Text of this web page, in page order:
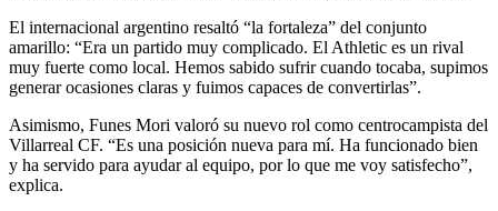
El internacional argentino resaltó “la fortaleza” del conjunto
amarillo: “Era un partido muy complicado. El Athletic es un rival
muy fuerte como local. Hemos sabido sufrir cuando tocaba, supimos
generar ocasiones claras y fuimos capaces de convertirlas”.
Asimismo, Funes Mori valoró su nuevo rol como centrocampista del
Villarreal CF. “Es una posición nueva para mí. Ha funcionado bien
y ha servido para ayudar al equipo, por lo que me voy satisfecho”,
explica.